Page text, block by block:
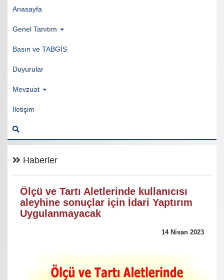
Anasayfa
Genel Tanıtım
Basın ve TABGİS
Duyurular
Mevzuat
İletişim
Haberler
Ölçü ve Tartı Aletlerinde kullanıcısı
aleyhine sonuçlar için İdari Yaptırım
Uygulanmayacak
14 Nisan 2023